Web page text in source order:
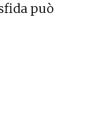
può